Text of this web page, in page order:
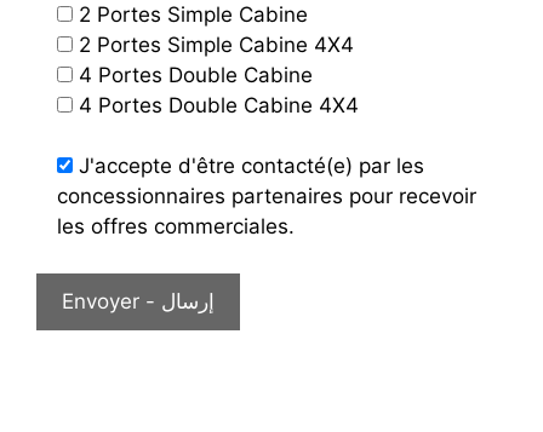
2 Portes Simple Cabine
2 Portes Simple Cabine 4X4
4 Portes Double Cabine
4 Portes Double Cabine 4X4
J'accepte d'être contacté(e) par les
concessionnaires partenaires pour recevoir
les offres commerciales.